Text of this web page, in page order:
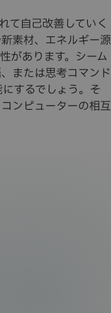
て自己改善していく
素材、エネルギー源
があります。シーム
または思考コマンド
するでしょう。そ
ンピューターの相互